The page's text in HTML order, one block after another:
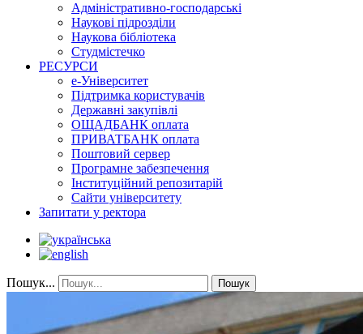
Адміністративно-господарські
Наукові підрозділи
Наукова бібліотека
Студмістечко
РЕСУРСИ
е-Університет
Підтримка користувачів
Державні закупівлі
ОЩАДБАНК оплата
ПРИВАТБАНК оплата
Поштовий сервер
Програмне забезпечення
Інституційний репозитарій
Сайти університету
Запитати у ректора
Пошук... Пошук